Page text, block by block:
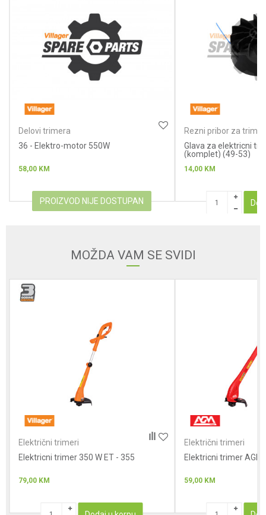
Delovi trimera
36 - Elektro-motor 550W
58,00 KM
PROIZVOD NIJE DOSTUPAN
Rezni pribor za
Glava za elektricni
(komplet) (49-53)
14,00 KM
MOŽDA VAM SE SVIDI
Električni trimeri
Elektricni trimer 350 W ET - 355
79,00 KM
Električni trimeri
Elektricni trimer AGM
59,00 KM